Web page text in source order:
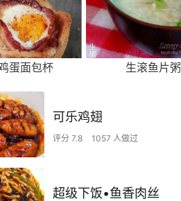
蛋面包杯 生滚鱼片粥
可乐鸡翅
评分 7.8 1057 人做过
超级下饭•鱼香肉丝